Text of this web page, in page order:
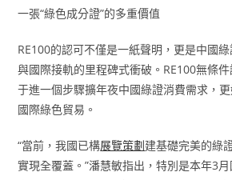
一張“綠色成分證”的多重價值
RE100的認可不僅是一紙聲明，更是中國
與國際接軌的里程碑式衝破。RE100無條
于進一個步驟擴年夜中國綠證消費需求，
國際綠色貿易。
“當前，我國已構展覽策劃建基礎完美的綠
實現全覆蓋。”潘慧敏指出，特別是本年3